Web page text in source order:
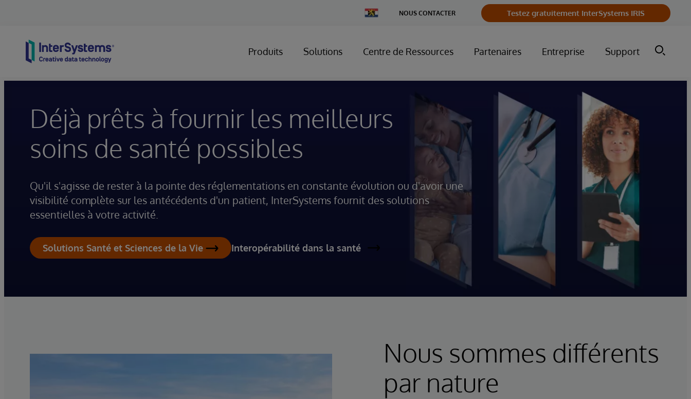
Change
Country
NOUS CONTACTER Testez gratuitement InterSystems IRIS
Produits Solutions Centre de Ressources Partenaires Entreprise Support
Déjà prêts à fournir les meilleurs
soins de santé possibles
Qu'il s'agisse de rester à la pointe des réglementations en constante évolution ou d'avoir une
visibilité complète sur les antécédents d'un patient, InterSystems fournit des solutions
essentielles à votre activité.
Solutions Santé et Sciences de la Vie Interopérabilité dans la santé
Nous sommes différents
par nature